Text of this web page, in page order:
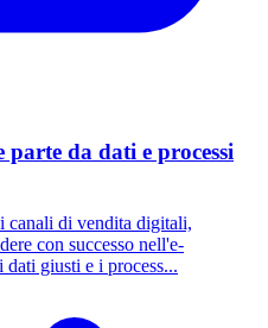
parte da dati e processi
canali di vendita digitali,
con successo nell'e-
dati giusti e i process...